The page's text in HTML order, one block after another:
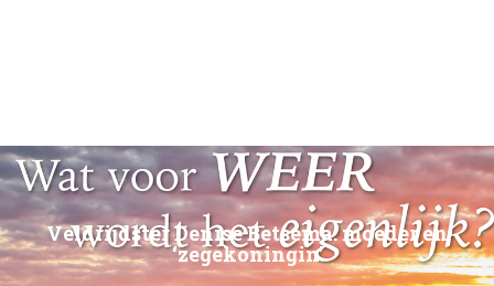
Veldrijdster Denise Betsema: moeder en
‘zegekoningin’